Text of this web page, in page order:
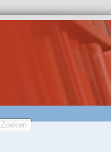
Zoeken